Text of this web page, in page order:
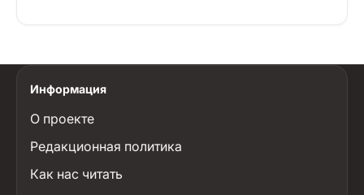
Информация
О проекте
Редакционная политика
Как нас читать